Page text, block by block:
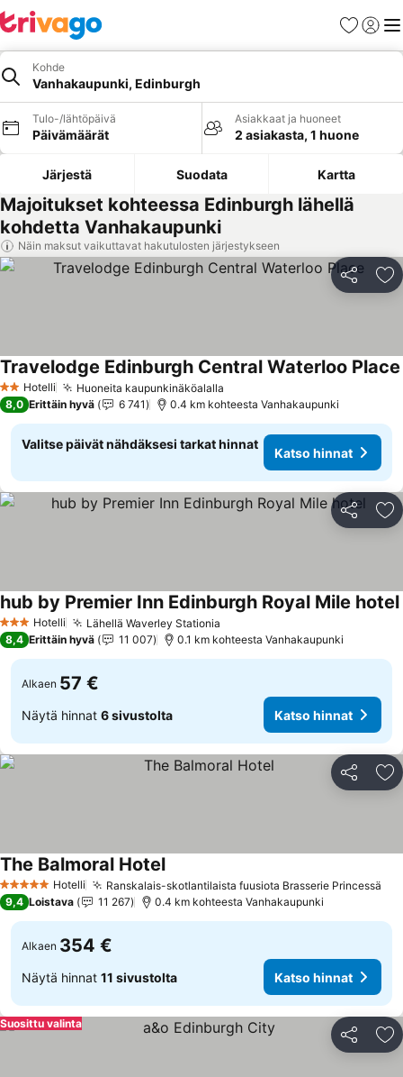
Suosikit
Kohde
Vanhakaupunki, Edinburgh
Tulo-/lähtöpäivä
Päivämäärät
Asiakkaat ja huoneet
2 asiakasta, 1 huone
Järjestä Suodata Kartta
Majoitukset kohteessa Edinburgh lähellä
kohdetta Vanhakaupunki
Näin maksut vaikuttavat hakutulosten järjestykseen
Jaa
2 Tähtiluokitus
Hotelli Huoneita kaupunkinäköalalla
Travelodge Edinburgh Central Waterloo Place
8,0 Erittäin hyvä 6 741 0.4 km kohteesta Vanhakaupunki
Valitse päivät nähdäksesi tarkat hinnat
Katso hinnat
Jaa
3 Tähtiluokitus
Hotelli Lähellä Waverley Stationia
hub by Premier Inn Edinburgh Royal Mile hotel
8,4 Erittäin hyvä 11 007 0.1 km kohteesta Vanhakaupunki
Alkaen 57 €
Näytä hinnat 6 sivustolta Katso hinnat
Jaa
5 Tähtiluokitus
Hotelli Ranskalais-skotlantilaista fuusiota Brasserie Princessä
The Balmoral Hotel
9,4 Loistava 11 267 0.4 km kohteesta Vanhakaupunki
Alkaen 354 €
Näytä hinnat 11 sivustolta Katso hinnat
Jaa
Suosittu valinta